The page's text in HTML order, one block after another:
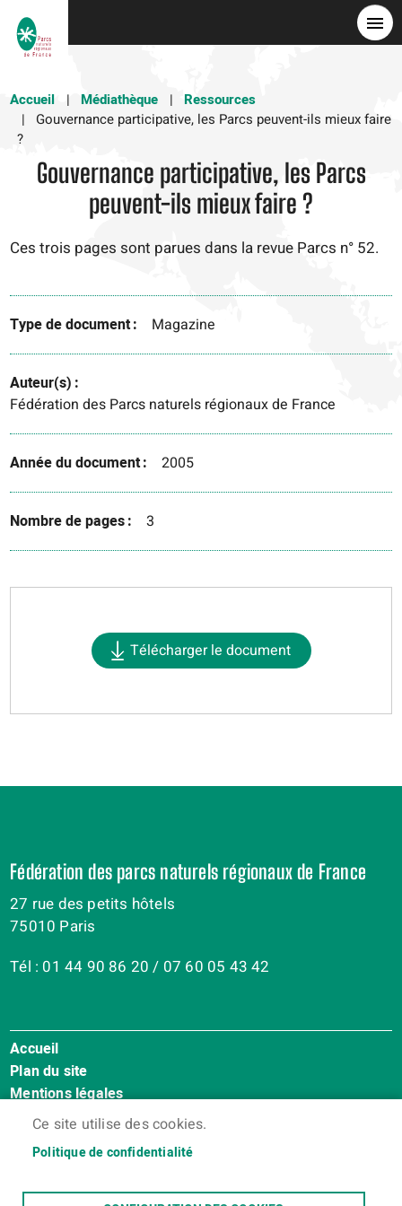
Accueil
Médiathèque
Ressources
Gouvernance participative, les Parcs peuvent-ils mieux faire
?
Gouvernance participative, les Parcs
peuvent-ils mieux faire ?
Ces trois pages sont parues dans la revue Parcs n° 52.
Type de document Magazine
Auteur(s)
Fédération des Parcs naturels régionaux de France
Année du document 2005
Nombre de pages 3
Télécharger le document
Ce site utilise des cookies.
Politique de confidentialité
Fédération des parcs naturels régionaux de France
27 rue des petits hôtels
75010 Paris
Tél : 01 44 90 86 20 / 07 60 05 43 42
Menu
Pied
de
page
Accueil
Plan du site
Mentions légales
Accessibilité : Non conforme
Contact